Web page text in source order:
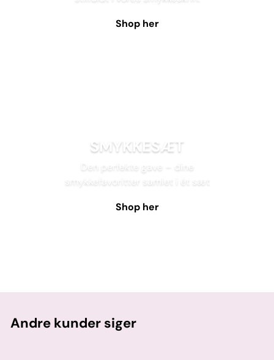
Shop her
SMYKKESÆT
Den perfekte gave – dine
smykkefavoritter samlet i ét sæt
Shop her
Andre kunder siger